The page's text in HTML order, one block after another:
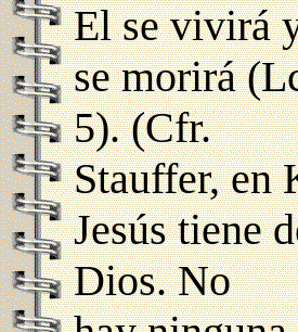
El se vivirá
se morirá
5). (Cfr.
Stauffer, en
Jesús tiene
Dios. No